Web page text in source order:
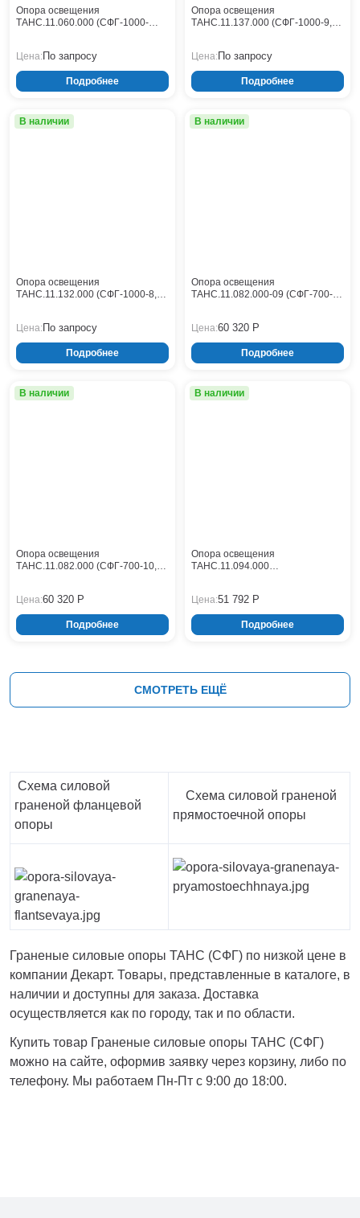
Опора освещения
ТАНС.11.060.000 (СФГ-1000-
Цена:По запросу
Подробнее
Опора освещения
ТАНС.11.137.000 (СФГ-1000-9,0-
Цена:По запросу
Подробнее
В наличии
Опора освещения
ТАНС.11.132.000 (СФГ-1000-8,0-
Цена:По запросу
Подробнее
В наличии
Опора освещения
ТАНС.11.082.000-09 (СФГ-700-
Цена:60 320 Р
Подробнее
В наличии
Опора освещения
ТАНС.11.082.000 (СФГ-700-10,0-
Цена:60 320 Р
Подробнее
В наличии
Опора освещения
ТАНС.11.094.000
Цена:51 792 Р
Подробнее
СМОТРЕТЬ ЕЩЁ
Схема силовой
граненой фланцевой
опоры
Схема силовой граненой
прямостоечной опоры
Граненые силовые опоры ТАНС (СФГ) по низкой цене в
компании Декарт. Товары, представленные в каталоге, в
наличии и доступны для заказа. Доставка
осуществляется как по городу, так и по области.
Купить товар Граненые силовые опоры ТАНС (СФГ)
можно на сайте, оформив заявку через корзину, либо по
телефону. Мы работаем Пн-Пт с 9:00 до 18:00.